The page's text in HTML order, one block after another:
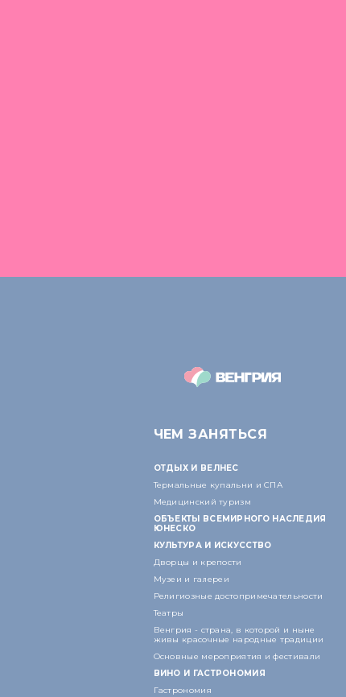
ЧЕМ ЗАНЯТЬСЯ
ОТДЫХ И ВЕЛНЕС
Термальные купальни и СПА
Медицинский туризм
ОБЪЕКТЫ ВСЕМИРНОГО НАСЛЕДИЯ
ЮНЕСКО
КУЛЬТУРА И ИСКУССТВО
Дворцы и крепости
Музеи и галереи
Религиозные достопримечательности
Театры
Венгрия - страна, в которой и ныне
живы красочные народные традиции
Основные мероприятия и фестивали
ВИНО И ГАСТРОНОМИЯ
Гастрономия